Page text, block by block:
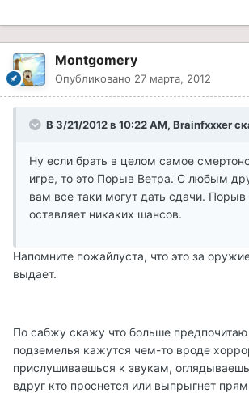
Montgomery
Опубликовано 27 марта, 2012
В 3/21/2012 в 10:22 AM, Brainfxxxer
Ну если брать в целом самое
игре, то это Порыв Ветра. С любым
вам все таки могут дать сдачи.
оставляет никаких шансов.
Напомните пожайлуста, что это за
выдает.
По сабжу скажу что больше
подземелья кажутся чем-то вроде
прислушиваешься к звукам,
вдруг кто проснется или выпрыгнет